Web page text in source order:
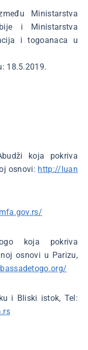
Ministarstva
i Ministarstva
i togoanaca u
18.5.2019.
koja pokriva
osnovi: http://luan
koja pokriva
osnovi u Parizu,
i Bliski istok, Tel: